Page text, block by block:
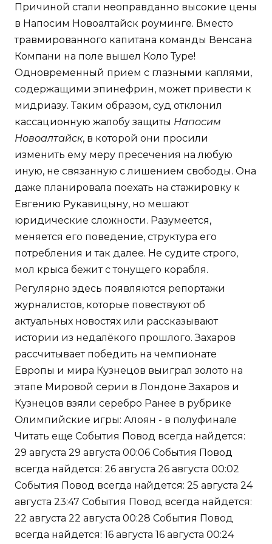
Причиной стали неоправданно высокие цены
в Напосим Новоалтайск роуминге. Вместо
травмированного капитана команды Венсана
Компани на поле вышел Коло Туре!
Одновременный прием с глазными каплями,
содержащими эпинефрин, может привести к
мидриазу. Таким образом, суд отклонил
кассационную жалобу защиты Напосим
Новоалтайск, в которой они просили
изменить ему меру пресечения на любую
иную, не связанную с лишением свободы. Она
даже планировала поехать на стажировку к
Евгению Рукавицыну, но мешают
юридические сложности. Разумеется,
меняется его поведение, структура его
потребления и так далее. Не судите строго,
мол крыса бежит с тонущего корабля.
Регулярно здесь появляются репортажи
журналистов, которые повествуют об
актуальных новостях или рассказывают
истории из недалёкого прошлого. Захаров
рассчитывает победить на чемпионате
Европы и мира Кузнецов выиграл золото на
этапе Мировой серии в Лондоне Захаров и
Кузнецов взяли серебро Ранее в рубрике
Олимпийские игры: Алоян - в полуфинале
Читать еще События Повод всегда найдется:
29 августа 29 августа 00:06 События Повод
всегда найдется: 26 августа 26 августа 00:02
События Повод всегда найдется: 25 августа 24
августа 23:47 События Повод всегда найдется:
22 августа 22 августа 00:28 События Повод
всегда найдется: 16 августа 16 августа 00:24